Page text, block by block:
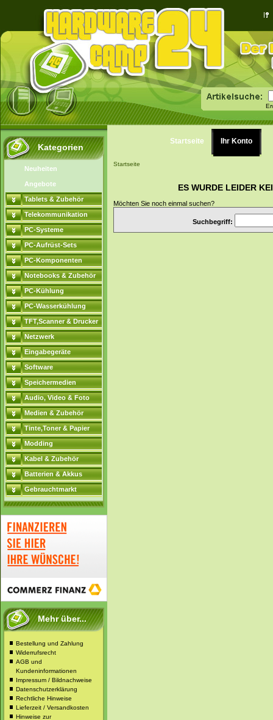
Kategorien
Neuheiten
Angebote
Tablets & Zubehör
Telekommunikation
PC-Systeme
PC-Aufrüst-Sets
PC-Komponenten
Notebooks & Zubehör
PC-Kühlung
PC-Wasserkühlung
TFT,Scanner & Drucker
Netzwerk
Eingabegeräte
Software
Speichermedien
Audio, Video & Foto
Medien & Zubehör
Tinte,Toner & Papier
Modding
Kabel & Zubehör
Batterien & Akkus
Gebrauchtmarkt
Mehr über...
Bestellung und Zahlung
Widerrufsrecht
AGB und
Kundeninformationen
Impressum / Bildnachweise
Datenschutzerklärung
Rechtliche Hinweise
Lieferzeit / Versandkosten
Hinweise zur
Startseite Ihr Konto
Startseite
ES WURDE LEIDER
Möchten Sie noch einmal suchen?
Suchbegriff: